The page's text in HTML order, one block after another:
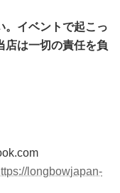
。イベントで起こっ
店は一切の責任を負
longbowjapan-